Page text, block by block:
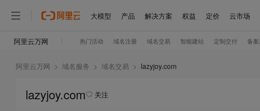
阿里云万网 > 域名服务 > 域名交易 > lazyjoy.com
lazyjoy.com 关注